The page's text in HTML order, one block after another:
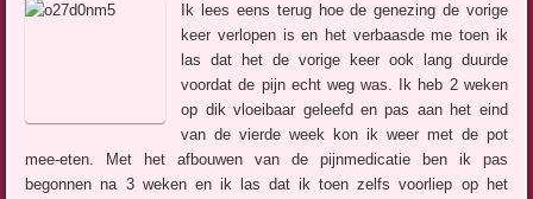
Ik lees eens terug hoe de genezing de vorige
keer verlopen is en het verbaasde me toen ik
las dat het de vorige keer ook lang duurde
voordat de pijn echt weg was. Ik heb 2 weken
op dik vloeibaar geleefd en pas aan het eind
van de vierde week kon ik weer met de pot
mee-eten. Met het afbouwen van de pijnmedicatie ben ik pas
begonnen na 3 weken en ik las dat ik toen zelfs voorliep op het